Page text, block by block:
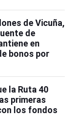
de Vicuña,
de
en
bonos por
la Ruta 40
primeras
los fondos